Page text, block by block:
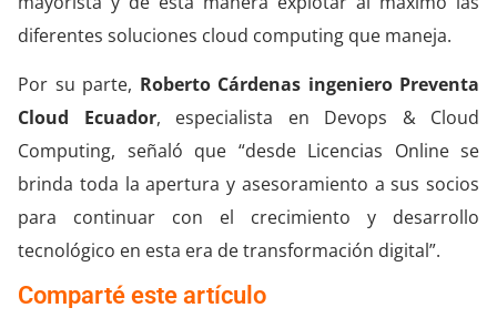
diferentes soluciones cloud computing que maneja.
Por su parte, Roberto Cárdenas ingeniero Preventa
Cloud Ecuador, especialista en Devops & Cloud
Computing, señaló que “desde Licencias Online se
brinda toda la apertura y asesoramiento a sus socios
para continuar con el crecimiento y desarrollo
tecnológico en esta era de transformación digital”.
Comparté este artículo